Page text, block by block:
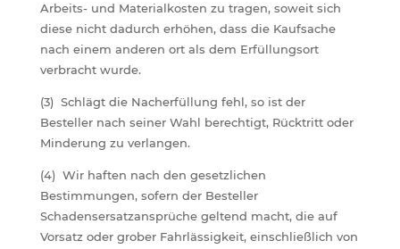
Arbeits- und Materialkosten zu tragen, soweit sich
diese nicht dadurch erhöhen, dass die Kaufsache
nach einem anderen ort als dem Erfüllungsort
verbracht wurde.
(3) Schlägt die Nacherfüllung fehl, so ist der
Besteller nach seiner Wahl berechtigt, Rücktritt oder
Minderung zu verlangen.
(4) Wir haften nach den gesetzlichen
Bestimmungen, sofern der Besteller
Schadensersatzansprüche geltend macht, die auf
Vorsatz oder grober Fahrlässigkeit, einschließlich von